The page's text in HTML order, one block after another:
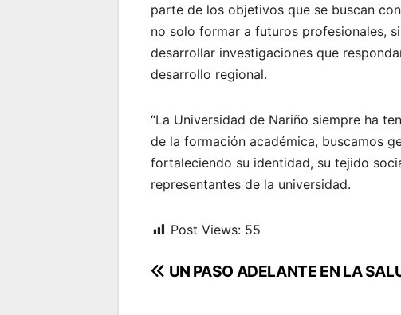
parte de los objetivos que se buscan
no solo formar a futuros profesionales,
desarrollar investigaciones que
desarrollo regional.
“La Universidad de Nariño siempre ha
de la formación académica, buscamos
fortaleciendo su identidad, su tejido
representantes de la universidad.
Post Views: 55
Navegación
UN PASO ADELANTE EN LA